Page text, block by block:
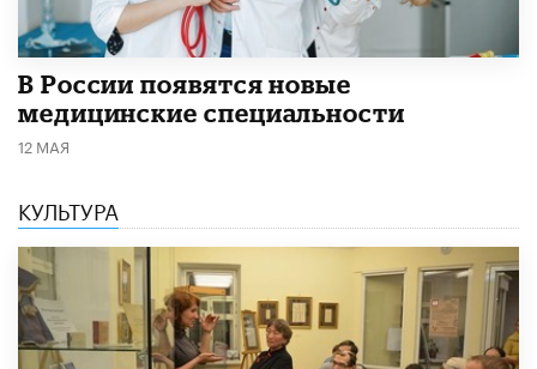
В России появятся новые
медицинские специальности
12 МАЯ
КУЛЬТУРА